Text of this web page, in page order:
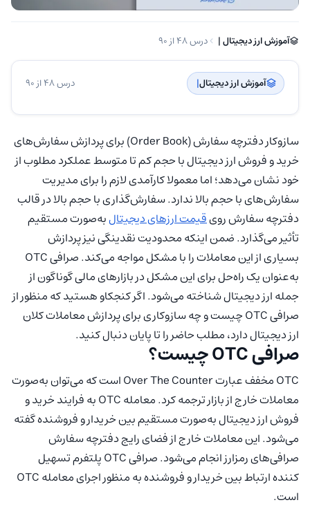
آموزش ارز دیجیتال | ‌ درس 48 از 90
آموزش ارز دیجیتال| ‌ درس 48 از 90
سازوکار دفترچه سفارش (Order Book) برای پردازش سفارش‌های
خرید و فروش ارز دیجیتال با حجم کم تا متوسط عملکرد مطلوب از
خود نشان می‌دهد؛ اما معمولا کارآمدی لازم را برای مدیریت
سفارش‌های با حجم بالا ندارد. سفارش‌گذاری با حجم بالا در قالب
دفترچه سفارش رویقیمت ارزهای دیجیتالبه‌صورت مستقیم
تأثیر می‌گذارد. ضمن اینکه محدودیت نقدینگی نیز پردازش
بسیاری از این معاملات را با مشکل مواجه می‌کند. صرافی OTC
به‌عنوان یک راه‌حل برای این مشکل در بازارهای مالی گوناگون از
جمله ارز دیجیتال شناخته می‌شود. اگر کنجکاو هستید که منظور از
صرافی OTC چیست و چه سازوکاری برای پردازش معاملات کلان
ارز دیجیتال دارد، مطلب حاضر را تا پایان دنبال کنید.
صرافی OTC چیست؟
OTC مخفف عبارت Over The Counter است که می‌توان به‌صورت
معاملات خارج از بازار ترجمه کرد. معامله OTC به فرایند خرید و
فروش ارز دیجیتال به‌صورت مستقیم بین خریدار و فروشنده گفته
می‌شود. این معاملات خارج از فضای رایج دفترچه سفارش
صرافی‌های رمزارز انجام می‌شود. صرافی OTC پلتفرم تسهیل
کننده ارتباط بین خریدار و فروشنده به منظور اجرای معامله OTC
است.